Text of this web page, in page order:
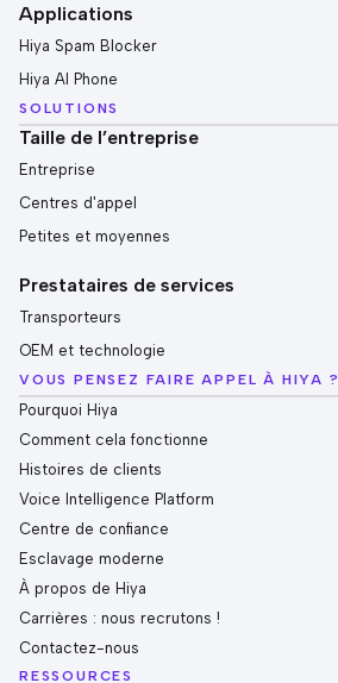
Applications
Hiya Spam Blocker
Hiya AI Phone
SOLUTIONS
Taille de l’entreprise
Entreprise
Centres d'appel
Petites et moyennes
Prestataires de services
Transporteurs
OEM et technologie
VOUS PENSEZ FAIRE APPEL À HIYA ?
Pourquoi Hiya
Comment cela fonctionne
Histoires de clients
Voice Intelligence Platform
Centre de confiance
Esclavage moderne
À propos de Hiya
Carrières : nous recrutons !
Contactez-nous
RESSOURCES